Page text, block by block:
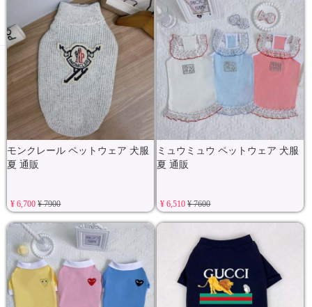
モンクレール ペットウェア 犬服
夏 通販
¥ 6,700¥ 7900
ミュウミュウ ペットウェア 犬服
夏 通販
¥ 6,510¥ 7600